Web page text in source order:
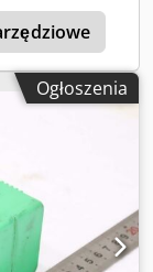
standardowe
zestawie!
Ogłoszenia